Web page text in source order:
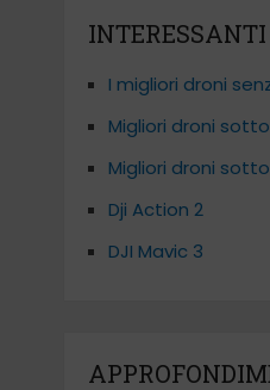
INTERESSANTI
I migliori droni
Migliori droni
Migliori droni
Dji Action 2
DJI Mavic 3